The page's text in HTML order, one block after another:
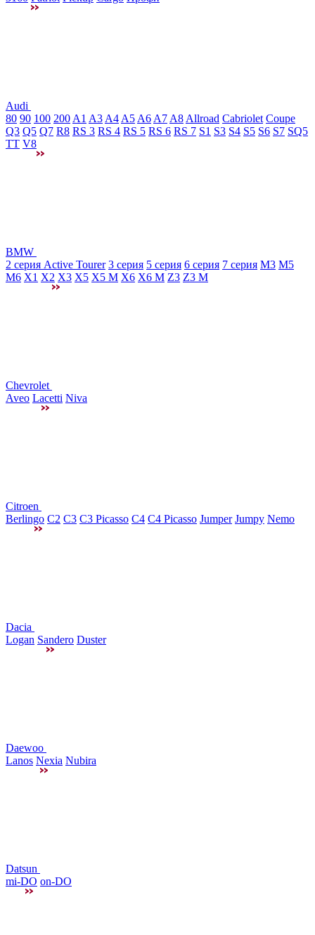
Audi
80 90 100 200 A1 A3 A4 A5 A6 A7 A8 Allroad Cabriolet Coupe
Q3 Q5 Q7 R8 RS 3 RS 4 RS 5 RS 6 RS 7 S1 S3 S4 S5 S6 S7 SQ5
TT V8
BMW
2 серия Active Tourer 3 серия 5 серия 6 серия 7 серия M3 М5
M6 X1 X2 X3 X5 X5 M X6 X6 M Z3 Z3 M
Chevrolet
Aveo Lacetti Niva
Citroen
Berlingo C2 C3 C3 Picasso C4 C4 Picasso Jumper Jumpy Nemo
Dacia
Logan Sandero Duster
Daewoo
Lanos Nexia Nubira
Datsun
mi-DO on-DO